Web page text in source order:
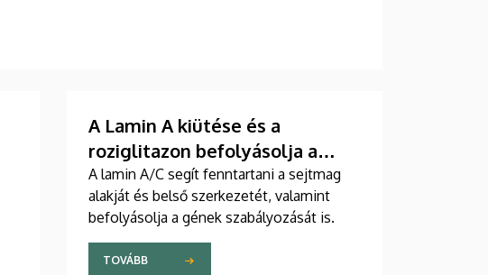
A Lamin A kiütése és a
roziglitazon befolyásolja a
PPARγ DNS-kötődését és a
kromatin szerkezetét felnőtt
egér fibroblaszt sejtekben
A lamin A/C segít fenntartani a sejtmag
alakját és belső szerkezetét, valamint
befolyásolja a gének szabályozását is.
TOVÁBB